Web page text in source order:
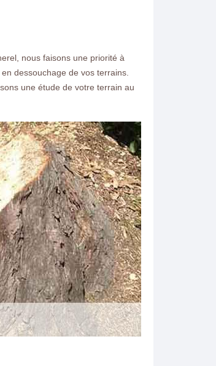
nous faisons une priorité à
dessouchage de vos terrains.
une étude de votre terrain au